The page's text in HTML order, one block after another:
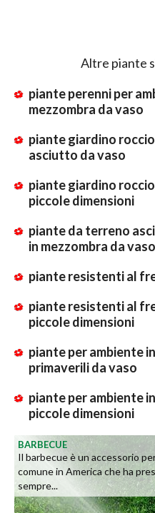
Altre piante
piante perenni per
mezzombra da vaso
piante giardino
asciutto da vaso
piante giardino
piccole dimensioni
piante da terreno
in mezzombra da vaso
piante resistenti al
piante resistenti al
piccole dimensioni
piante per ambiente
primaverili da vaso
piante per ambiente
piccole dimensioni
BARBECUE
Il barbecue è un accessorio
comune in America che ha
sempre...